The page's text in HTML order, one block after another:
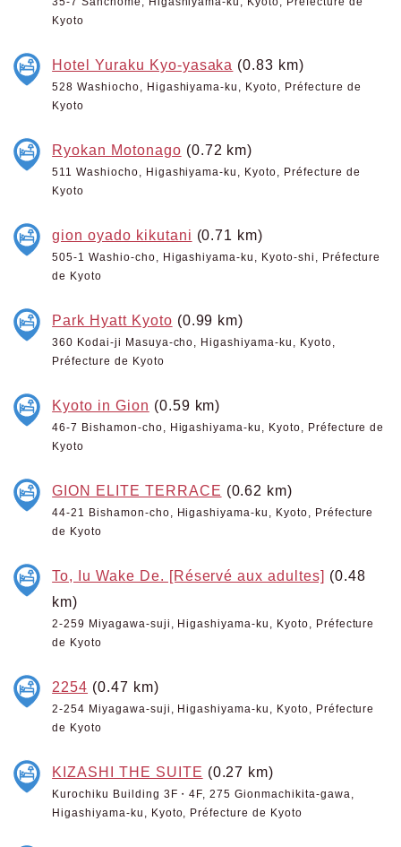
Kyoto
Hotel Yuraku Kyo-yasaka (0.83 km)
528 Washiocho, Higashiyama-ku, Kyoto, Préfecture de
Kyoto
Ryokan Motonago (0.72 km)
511 Washiocho, Higashiyama-ku, Kyoto, Préfecture de
Kyoto
gion oyado kikutani (0.71 km)
505-1 Washio-cho, Higashiyama-ku, Kyoto-shi, Préfecture
de Kyoto
Park Hyatt Kyoto (0.99 km)
360 Kodai-ji Masuya-cho, Higashiyama-ku, Kyoto,
Préfecture de Kyoto
Kyoto in Gion (0.59 km)
46-7 Bishamon-cho, Higashiyama-ku, Kyoto, Préfecture de
Kyoto
GION ELITE TERRACE (0.62 km)
44-21 Bishamon-cho, Higashiyama-ku, Kyoto, Préfecture
de Kyoto
To, Iu Wake De. [Réservé aux adultes] (0.48
km)
2-259 Miyagawa-suji, Higashiyama-ku, Kyoto, Préfecture
de Kyoto
2254 (0.47 km)
2-254 Miyagawa-suji, Higashiyama-ku, Kyoto, Préfecture
de Kyoto
KIZASHI THE SUITE (0.27 km)
Kurochiku Building 3F・4F, 275 Gionmachikita-gawa,
Higashiyama-ku, Kyoto, Préfecture de Kyoto